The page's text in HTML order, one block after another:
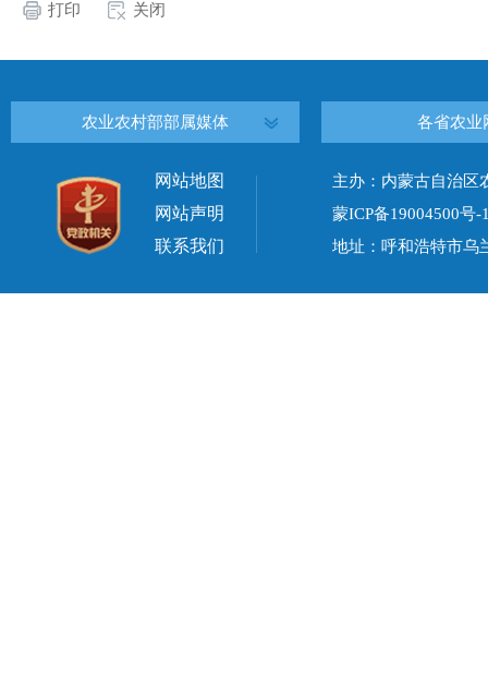
打印 关闭
农业农村部部属媒体 各省农业
网站地图
网站声明
联系我们
主办：内蒙古自治
蒙ICP备19004500号-
地址：呼和浩特市